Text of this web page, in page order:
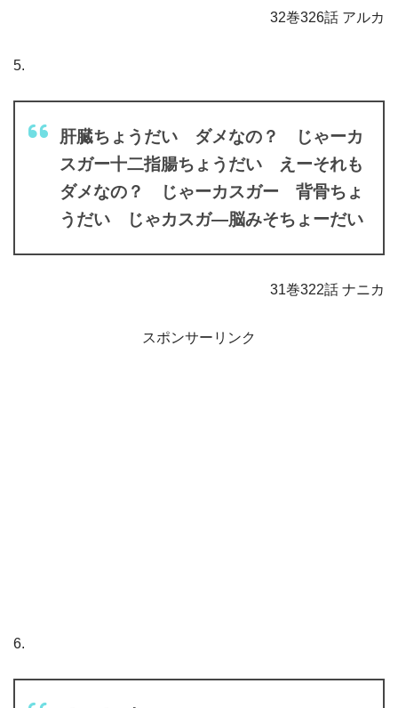
32巻326話 アルカ
5.
肝臓ちょうだい ダメなの？ じゃーカ
スガー十二指腸ちょうだい えーそれも
ダメなの？ じゃーカスガー 背骨ちょ
うだい じゃカスガ―脳みそちょーだい
31巻322話 ナニカ
スポンサーリンク
6.